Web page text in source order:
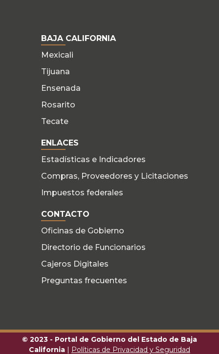
BAJA CALIFORNIA
Mexicali
Tijuana
Ensenada
Rosarito
Tecate
ENLACES
Estadísticas e Indicadores
Compras, Proveedores y Licitaciones
Impuestos federales
CONTACTO
Oficinas de Gobierno
Directorio de Funcionarios
Cajeros Digitales
Preguntas frecuentes
© 2023 - Portal de Gobierno del Estado de Baja
California | Políticas de Privacidad y Seguridad